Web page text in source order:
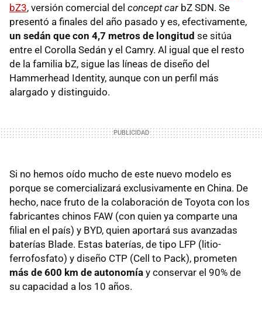
bZ3, versión comercial del concept car bZ SDN. Se
presentó a finales del año pasado y es, efectivamente,
un sedán que con 4,7 metros de longitud se sitúa
entre el Corolla Sedán y el Camry. Al igual que el resto
de la familia bZ, sigue las líneas de diseño del
Hammerhead Identity, aunque con un perfil más
alargado y distinguido.
Si no hemos oído mucho de este nuevo modelo es
porque se comercializará exclusivamente en China. De
hecho, nace fruto de la colaboración de Toyota con los
fabricantes chinos FAW (con quien ya comparte una
filial en el país) y BYD, quien aportará sus avanzadas
baterías Blade. Estas baterías, de tipo LFP (litio-
ferrofosfato) y diseño CTP (Cell to Pack), prometen
más de 600 km de autonomía y conservar el 90% de
su capacidad a los 10 años.